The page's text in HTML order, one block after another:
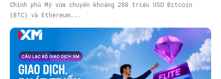
Chính phủ Mỹ vừa chuyển khoảng 288 triệu USD Bitcoin
(BTC) và Ethereum...